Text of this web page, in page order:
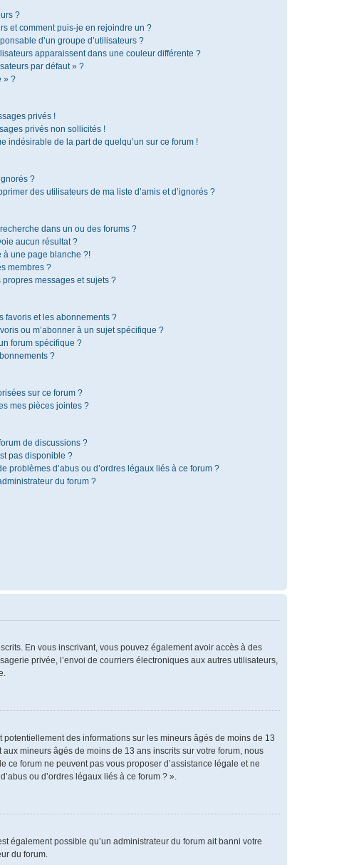
?
et comment puis-je en rejoindre un ?
d’un groupe d’utilisateurs ?
apparaissent dans une couleur différente ?
par défaut » ?
» ?
privés !
privés non sollicités !
indésirable de la part de quelqu’un sur ce forum !
?
des utilisateurs de ma liste d’amis et d’ignorés ?
dans un ou des forums ?
aucun résultat ?
à une page blanche ?!
membres ?
messages et sujets ?
favoris et les abonnements ?
ou m’abonner à un sujet spécifique ?
forum spécifique ?
?
sur ce forum ?
mes pièces jointes ?
de discussions ?
pas disponible ?
problèmes d’abus ou d’ordres légaux liés à ce forum ?
du forum ?
En vous inscrivant, vous pouvez également avoir accès à des
privée, l’envoi de courriers électroniques aux autres utilisateurs,
des informations sur les mineurs âgés de moins de 13
mineurs âgés de moins de 13 ans inscrits sur votre forum, nous
forum ne peuvent pas vous proposer d’assistance légale et ne
ou d’ordres légaux liés à ce forum ? ».
également possible qu’un administrateur du forum ait banni votre
du forum.